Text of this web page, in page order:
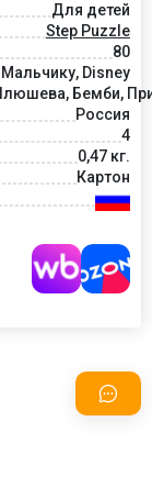
Для детей
Step Puzzle
80
Disney
Бемби,
Россия
4
0,47 кг.
Картон